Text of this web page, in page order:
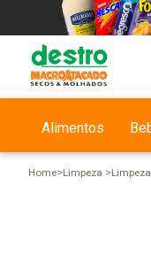
Alimentos
Home Limpeza